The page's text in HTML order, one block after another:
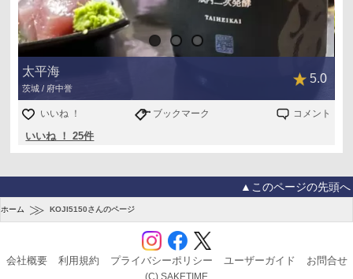
太平海
茨城 / 府中誉
5.0
いいね ！ ブックマーク コメント
いいね ！ 25件
▲このページの先頭へ
ホーム ≫ KOJI5150さんのページ
会社概要 利用規約 プライバシーポリシー ユーザーガイド お問合せ
(C) SAKETIME